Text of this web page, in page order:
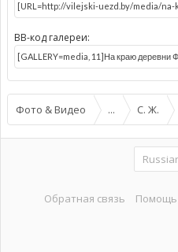
BB-код галереи:
Фото & Видео ... С. Ж.
Обратная связь Помощь